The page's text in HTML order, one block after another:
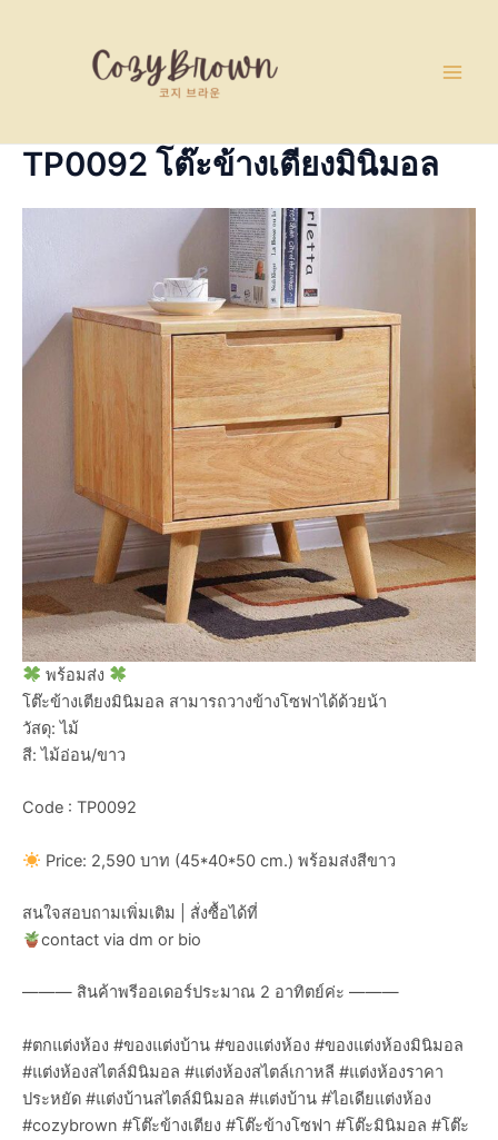
TP0092 โต๊ะข้างเตียงมินิมอล
พร้อมส่ง
โต๊ะข้างเตียงมินิมอล สามารถวางข้างโซฟาได้ด้วยน้า
วัสดุ: ไม้
สี: ไม้อ่อน/ขาว
Code : TP0092
Price: 2,590 บาท (45*40*50 cm.) พร้อมส่งสีขาว
สนใจสอบถามเพิ่มเติม | สั่งซื้อได้ที่
contact via dm or bio
——— สินค้าพรีออเดอร์ประมาณ 2 อาทิตย์ค่ะ ———
#ตกแต่งห้อง #ของแต่งบ้าน #ของแต่งห้อง #ของแต่งห้องมินิมอล
#แต่งห้องสไตล์มินิมอล #แต่งห้องสไตล์เกาหลี #แต่งห้องราคา
ประหยัด #แต่งบ้านสไตล์มินิมอล #แต่งบ้าน #ไอเดียแต่งห้อง
#cozybrown #โต๊ะข้างเตียง #โต๊ะข้างโซฟา #โต๊ะมินิมอล #โต๊ะ